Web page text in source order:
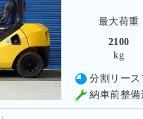
最大荷重
2100
kg
分割リー
納車前整備